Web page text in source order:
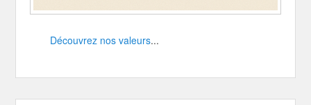
Découvrez nos valeurs...